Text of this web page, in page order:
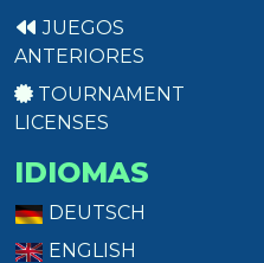
JUEGOS
ANTERIORES
TOURNAMENT
LICENSES
IDIOMAS
DEUTSCH
ENGLISH